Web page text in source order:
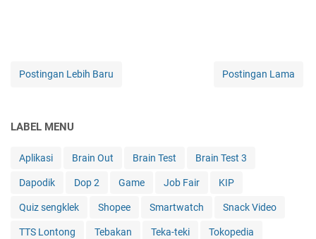
Postingan Lebih Baru Postingan Lama
LABEL MENU
Aplikasi Brain Out Brain Test Brain Test 3
Dapodik Dop 2 Game Job Fair KIP
Quiz sengklek Shopee Smartwatch Snack Video
TTS Lontong Tebakan Teka-teki Tokopedia